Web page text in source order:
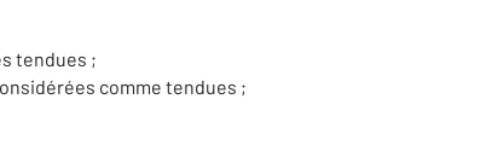
tendues ;
comme tendues ;